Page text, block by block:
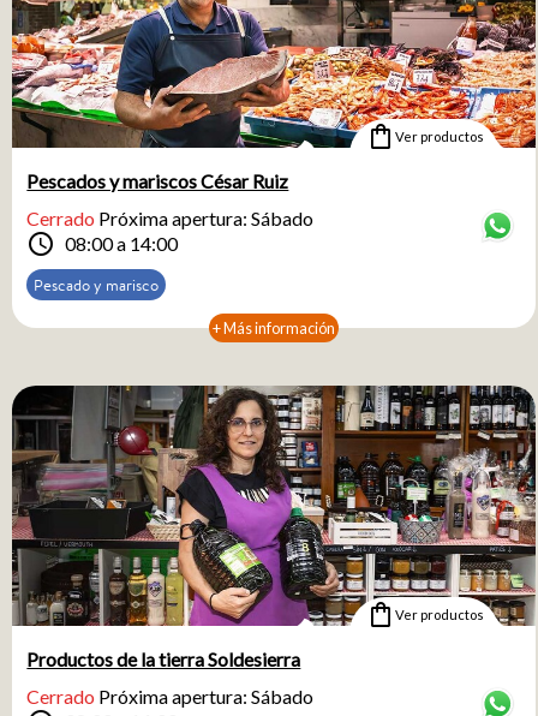
shopping_bag Ver productos
Pescados y mariscos César Ruiz
Cerrado Próxima apertura: Sábado
schedule 08:00 a 14:00
Pescado y marisco
+ Más información
shopping_bag Ver productos
Productos de la tierra Soldesierra
Cerrado Próxima apertura: Sábado